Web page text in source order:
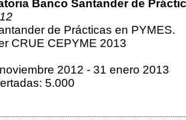
Banco Santander de
de Prácticas en PYMES.
CRUE CEPYME 2013
2012 - 31 enero 2013
5.000